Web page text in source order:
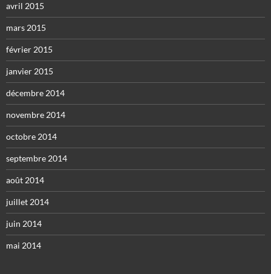
avril 2015
mars 2015
février 2015
janvier 2015
décembre 2014
novembre 2014
octobre 2014
septembre 2014
août 2014
juillet 2014
juin 2014
mai 2014